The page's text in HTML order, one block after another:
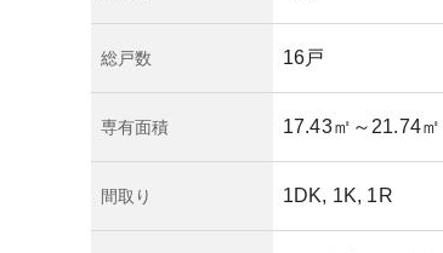
総戸数 16戸
専有面積 17.43㎡ ～21.74㎡
間取り 1DK, 1K, 1R